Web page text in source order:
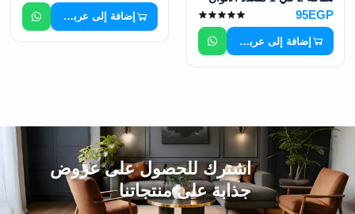
من رويال بلاستك MS-8084
95EGP
إضافة إلى عربة التسوق
إضافة إلى عربة التسوق
اشترك للحصول على عروض
جذابة على منتجاتنا